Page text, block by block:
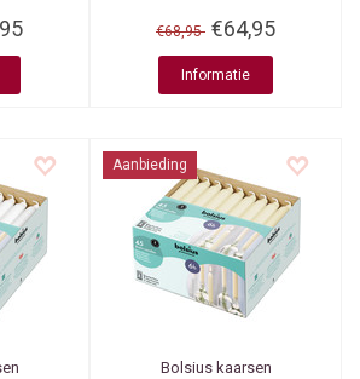
€68,95 €64,95
Informatie
Aanbieding
Bolsius kaarsen